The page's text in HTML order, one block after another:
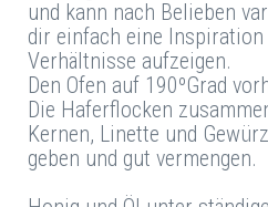
und kann nach Belieben
dir einfach eine
Verhältnisse aufzeigen.
Den Ofen auf 190ºGrad
Die Haferflocken
Kernen, Linette und
geben und gut vermengen.